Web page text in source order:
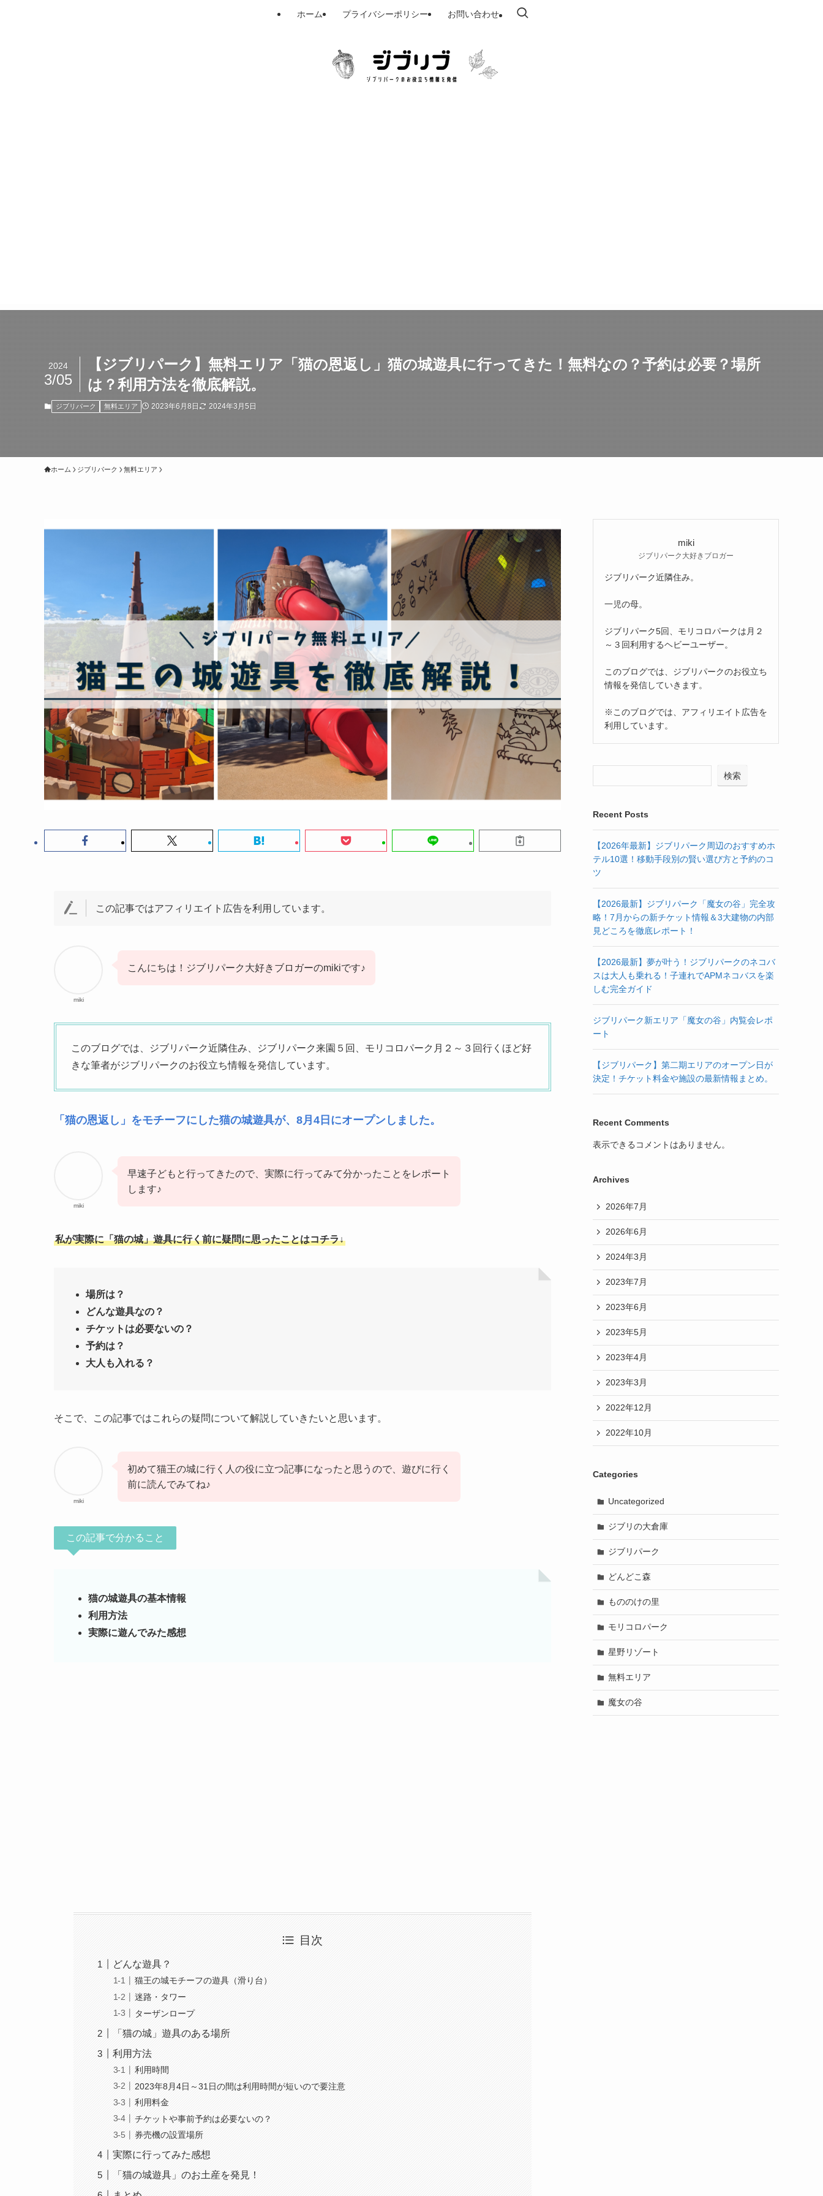
ホーム プライバシーポリシー お問い合わせ
【ジブリパーク】無料エリア「猫の恩返し」猫の城遊具に行ってきた！無料なの？予約は必要？場所
は？利用方法を徹底解説。
2024
3/05
ジブリパーク 無料エリア 2023年6月8日 2024年3月5日
ホーム ジブリパーク 無料エリア
この記事ではアフィリエイト広告を利用しています。
miki
こんにちは！ジブリパーク大好きブロガーのmikiです♪
このブログでは、ジブリパーク近隣住み、ジブリパーク来園５回、モリコロパーク月２～３回行くほど好
きな筆者がジブリパークのお役立ち情報を発信しています。
「猫の恩返し」をモチーフにした猫の城遊具が、8月4日にオープンしました。
miki
早速子どもと行ってきたので、実際に行ってみて分かったことをレポート
します♪
私が実際に「猫の城」遊具に行く前に疑問に思ったことはコチラ↓
場所は？
どんな遊具なの？
チケットは必要ないの？
予約は？
大人も入れる？
そこで、この記事ではこれらの疑問について解説していきたいと思います。
miki
初めて猫王の城に行く人の役に立つ記事になったと思うので、遊びに行く
前に読んでみてね♪
この記事で分かること
猫の城遊具の基本情報
利用方法
実際に遊んでみた感想
目次
どんな遊具？
猫王の城モチーフの遊具（滑り台）
迷路・タワー
ターザンロープ
「猫の城」遊具のある場所
利用方法
利用時間
2023年8月4日～31日の間は利用時間が短いので要注意
利用料金
チケットや事前予約は必要ないの？
券売機の設置場所
実際に行ってみた感想
「猫の城遊具」のお土産を発見！
miki
ジブリパーク大好きブロガー
ジブリパーク近隣住み。
一児の母。
ジブリパーク5回、モリコロパークは月２
～３回利用するヘビーユーザー。
このブログでは、ジブリパークのお役立ち
情報を発信していきます。
※このブログでは、アフィリエイト広告を
利用しています。
検索
Recent Posts
【2026年最新】ジブリパーク周辺のおすすめホ
テル10選！移動手段別の賢い選び方と予約のコ
ツ
【2026最新】ジブリパーク「魔女の谷」完全攻
略！7月からの新チケット情報＆3大建物の内部
見どころを徹底レポート！
【2026最新】夢が叶う！ジブリパークのネコバ
スは大人も乗れる！子連れでAPMネコバスを楽
しむ完全ガイド
ジブリパーク新エリア「魔女の谷」内覧会レポ
ート
【ジブリパーク】第二期エリアのオープン日が
決定！チケット料金や施設の最新情報まとめ。
Recent Comments
表示できるコメントはありません。
Archives
2026年7月
2026年6月
2024年3月
2023年7月
2023年6月
2023年5月
2023年4月
2023年3月
2022年12月
2022年10月
Categories
Uncategorized
ジブリの大倉庫
ジブリパーク
どんどこ森
もののけの里
モリコロパーク
星野リゾート
無料エリア
魔女の谷